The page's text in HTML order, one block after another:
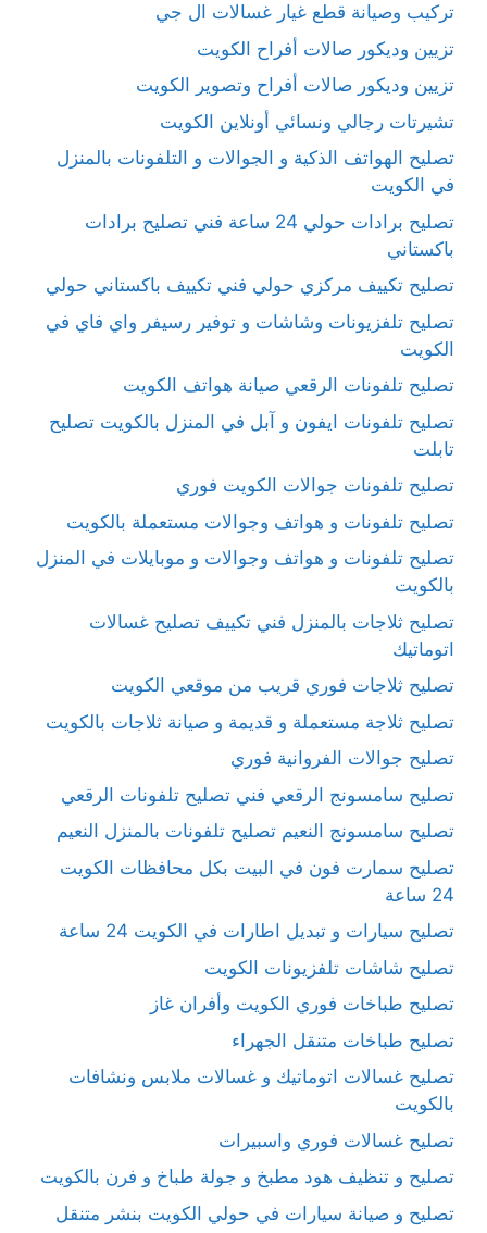
تركيب وصيانة قطع غيار غسالات ال جي
تزيين وديكور صالات أفراح الكويت
تزيين وديكور صالات أفراح وتصوير الكويت
تشيرتات رجالي ونسائي أونلاين الكويت
تصليح الهواتف الذكية و الجوالات و التلفونات بالمنزل
في الكويت
تصليح برادات حولي 24 ساعة فني تصليح برادات
باكستاني
تصليح تكييف مركزي حولي فني تكييف باكستاني حولي
تصليح تلفزيونات وشاشات و توفير رسيفر واي فاي في
الكويت
تصليح تلفونات الرقعي صيانة هواتف الكويت
تصليح تلفونات ايفون و آبل في المنزل بالكويت تصليح
تابلت
تصليح تلفونات جوالات الكويت فوري
تصليح تلفونات و هواتف وجوالات مستعملة بالكويت
تصليح تلفونات و هواتف وجوالات و موبايلات في المنزل
بالكويت
تصليح ثلاجات بالمنزل فني تكييف تصليح غسالات
اتوماتيك
تصليح ثلاجات فوري قريب من موقعي الكويت
تصليح ثلاجة مستعملة و قديمة و صيانة ثلاجات بالكويت
تصليح جوالات الفروانية فوري
تصليح سامسونج الرقعي فني تصليح تلفونات الرقعي
تصليح سامسونج النعيم تصليح تلفونات بالمنزل النعيم
تصليح سمارت فون في البيت بكل محافظات الكويت
24 ساعة
تصليح سيارات و تبديل اطارات في الكويت 24 ساعة
تصليح شاشات تلفزيونات الكويت
تصليح طباخات فوري الكويت وأفران غاز
تصليح طباخات متنقل الجهراء
تصليح غسالات اتوماتيك و غسالات ملابس ونشافات
بالكويت
تصليح غسالات فوري واسبيرات
تصليح و تنظيف هود مطبخ و جولة طباخ و فرن بالكويت
تصليح و صيانة سيارات في حولي الكويت بنشر متنقل